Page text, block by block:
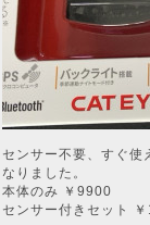
センサー不要、すぐ使
なりました。
本体のみ ￥9900
センサー付きセット